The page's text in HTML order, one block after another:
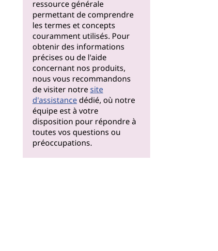
ressource générale
permettant de comprendre
les termes et concepts
couramment utilisés. Pour
obtenir des informations
précises ou de l'aide
concernant nos produits,
nous vous recommandons
de visiter notresite
d'assistancedédié, où notre
équipe est à votre
disposition pour répondre à
toutes vos questions ou
préoccupations.